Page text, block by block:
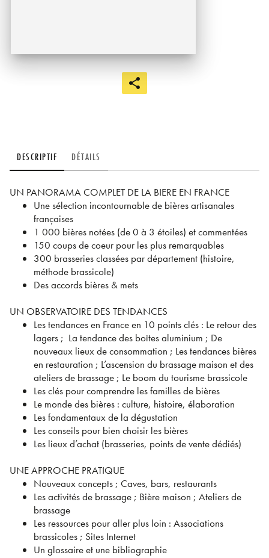
DESCRIPTIF DÉTAILS
UN PANORAMA COMPLET DE LA BIERE EN FRANCE
Une sélection incontournable de bières artisanales
françaises
1 000 bières notées (de 0 à 3 étoiles) et commentées
150 coups de coeur pour les plus remarquables
300 brasseries classées par département (histoire,
méthode brassicole)
Des accords bières & mets
UN OBSERVATOIRE DES TENDANCES
Les tendances en France en 10 points clés : Le retour des
lagers ; La tendance des boîtes aluminium ; De
nouveaux lieux de consommation ; Les tendances bières
en restauration ; L’ascension du brassage maison et des
ateliers de brassage ; Le boom du tourisme brassicole
Les clés pour comprendre les familles de bières
Le monde des bières : culture, histoire, élaboration
Les fondamentaux de la dégustation
Les conseils pour bien choisir les bières
Les lieux d’achat (brasseries, points de vente dédiés)
UNE APPROCHE PRATIQUE
Nouveaux concepts ; Caves, bars, restaurants
Les activités de brassage ; Bière maison ; Ateliers de
brassage
Les ressources pour aller plus loin : Associations
brassicoles ; Sites Internet
Un glossaire et une bibliographie